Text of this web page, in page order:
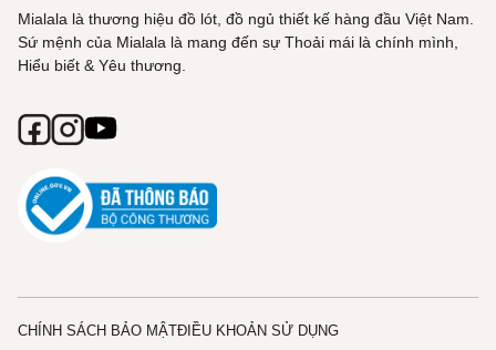
Mialala là thương hiệu đồ lót, đồ ngủ thiết kế hàng đầu Việt Nam.
Sứ mệnh của Mialala là mang đến sự Thoải mái là chính mình,
Hiểu biết & Yêu thương.
CHÍNH SÁCH BẢO MẬTĐIỀU KHOẢN SỬ DỤNG